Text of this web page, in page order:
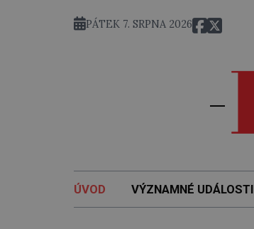
PÁTEK 7. SRPNA 2026
ÚVOD VÝZNAMNÉ UDÁLOSTI